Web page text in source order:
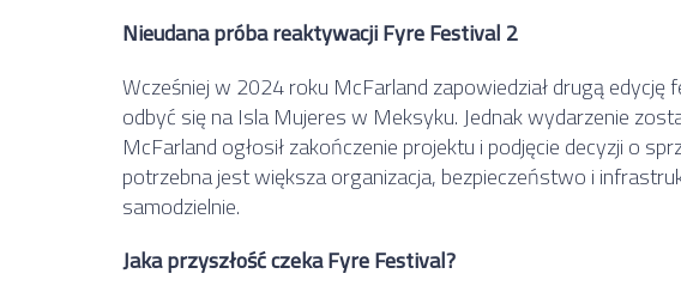
Nieudana próba reaktywacji Fyre Festival 2
Wcześniej w 2024 roku McFarland zapowiedział drugą
odbyć się na Isla Mujeres w Meksyku. Jednak wydarzenie
McFarland ogłosił zakończenie projektu i podjęcie decyzji o
potrzebna jest większa organizacja, bezpieczeństwo i
samodzielnie.
Jaka przyszłość czeka Fyre Festival?